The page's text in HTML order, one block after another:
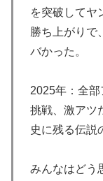
動したはず
▶ 韓国人「織田
韓国人が衝
が巨額の正
応】
▶ 海外「プレミ
▶ 英国人「安心
を突破してヤ
勝ち上がりで
バかった。
2025年：全
挑戦、激アツ
史に残る伝説
みんなはどう